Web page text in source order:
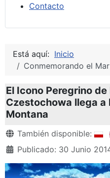
Contacto
Está aquí: Inicio
Conmemorando el
El Icono Peregrino
Czestochowa llega a
Montana
Detalles
También disponible:
Publicado: 30 Junio